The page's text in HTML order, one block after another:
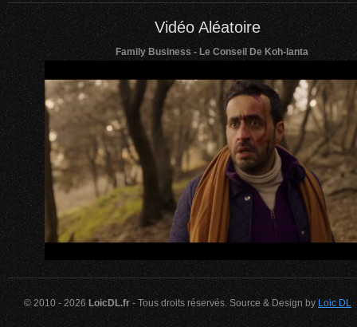
Vidéo Aléatoire
Family Business - Le Conseil De Koh-lanta
© 2010 - 2026 LoicDL.fr- Tous droits réservés. Source & Design byLoic DL